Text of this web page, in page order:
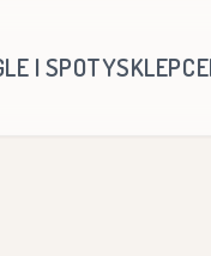
I SPOTYSKLEP